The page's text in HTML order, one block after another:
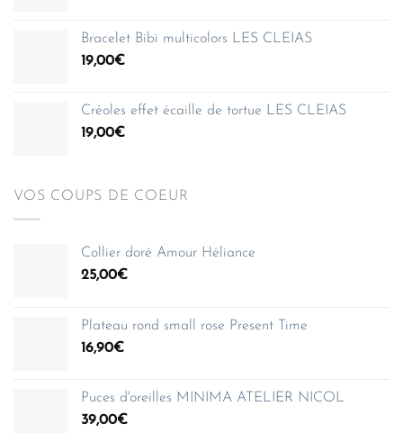
35,00€
Bracelet Bibi multicolors LES CLEIAS
19,00€
Créoles effet écaille de tortue LES CLEIAS
19,00€
VOS COUPS DE COEUR
Collier doré Amour Héliance
25,00€
Plateau rond small rose Present Time
16,90€
Puces d'oreilles MINIMA ATELIER NICOL
39,00€